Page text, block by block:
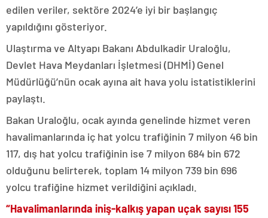
edilen veriler, sektöre 2024’e iyi bir başlangıç
yapıldığını gösteriyor.
Ulaştırma ve Altyapı Bakanı Abdulkadir Uraloğlu,
Devlet Hava Meydanları İşletmesi (DHMİ) Genel
Müdürlüğü’nün ocak ayına ait hava yolu istatistiklerini
paylaştı.
Bakan Uraloğlu, ocak ayında genelinde hizmet veren
havalimanlarında iç hat yolcu trafiğinin 7 milyon 46 bin
117, dış hat yolcu trafiğinin ise 7 milyon 684 bin 672
olduğunu belirterek, toplam 14 milyon 739 bin 696
yolcu trafiğine hizmet verildiğini açıkladı.
“Havalimanlarında iniş-kalkış yapan uçak sayısı 155